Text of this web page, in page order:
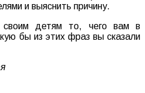
и выяснить причину.
своим детям то, чего вам в
бы из этих фраз вы сказали